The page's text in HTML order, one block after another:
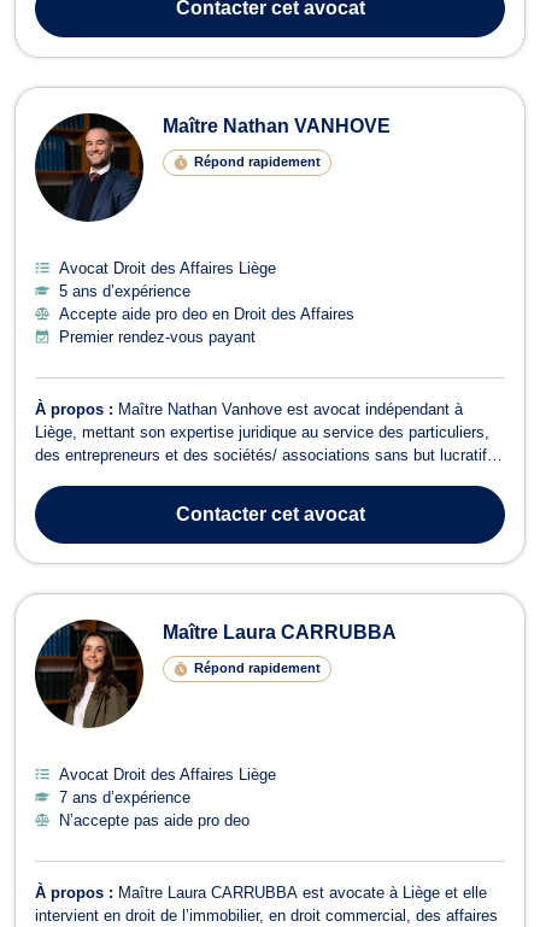
droit de rétracta...
Contactercet avocat
Maître Nathan VANHOVE
Répond rapidement
Avocat Droit des Affaires Liège
5 ans d’expérience
Accepte aide pro deo en Droit des Affaires
Premier rendez-vous payant
À propos : Maître Nathan Vanhove est avocat indépendant à
Liège, mettant son expertise juridique au service des particuliers,
des entrepreneurs et des sociétés/ associations sans but lucratif. Il
d’accompagner efficacement une clientèle locale et internationale.
Maîtr...
Contactercet avocat
Maître Laura CARRUBBA
Répond rapidement
Avocat Droit des Affaires Liège
7 ans d’expérience
N’accepte pas aide pro deo
À propos : Maître Laura CARRUBBA est avocate à Liège et elle
intervient en droit de l’immobilier, en droit commercial, des affaires